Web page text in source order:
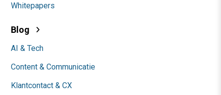
Whitepapers
Blog
AI & Tech
Content & Communicatie
Klantcontact & CX